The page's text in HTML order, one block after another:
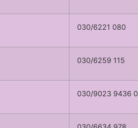
030/6221 080
030/6259 115
030/9023 9436 0